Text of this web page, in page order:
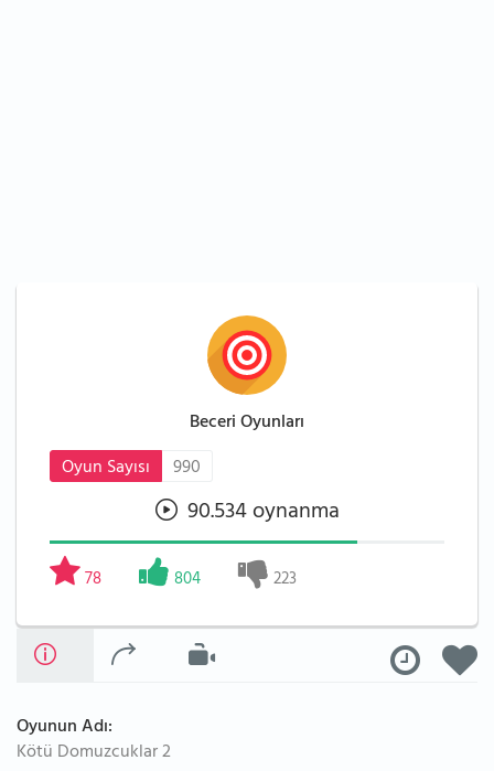
Beceri Oyunları
Oyun Sayısı
990
90.534 oynanma
78 804 223
Oyunun Adı:
Kötü Domuzcuklar 2